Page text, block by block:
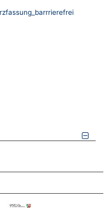
ZULETZT ANGESEHENE